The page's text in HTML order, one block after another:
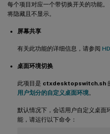
每个项目对应一个带切换开关的功能
将隐藏且不显示。
屏幕共享
有关此功能的详细信息，请参阅
桌面环境切换
此项目是 ctxdesktopswitch.sh
用户划分的自定义桌面环境。
默认情况下，会话用户自定义桌面
能，请运行以下命令：